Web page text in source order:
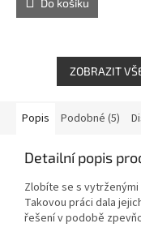
ZOBRAZIT
Popis Podobné (5)
Detailní popis
Zlobíte se s
Takovou práci dala
řešení v podobě